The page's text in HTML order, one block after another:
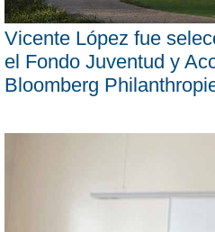
Vicente López fue
el Fondo Juventud y
Bloomberg